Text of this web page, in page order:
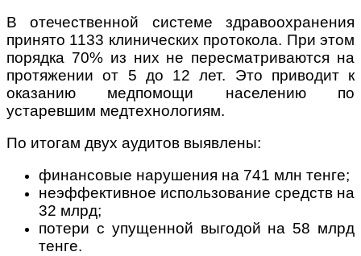
В отечественной системе здравоохранения
принято 1133 клинических протокола. При этом
порядка 70% из них не пересматриваются на
протяжении от 5 до 12 лет. Это приводит к
оказанию медпомощи населению по
устаревшим медтехнологиям.
По итогам двух аудитов выявлены:
финансовые нарушения на 741 млн тенге;
неэффективное использование средств на
32 млрд;
потери с упущенной выгодой на 58 млрд
тенге.